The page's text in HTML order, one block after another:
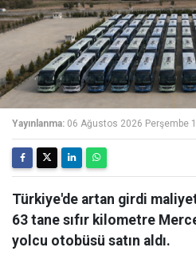
Yayınlanma: 06 Ağustos 2026 Perşembe
Türkiye'de artan girdi
63 tane sıfır kilometre
yolcu otobüsü satın aldı.